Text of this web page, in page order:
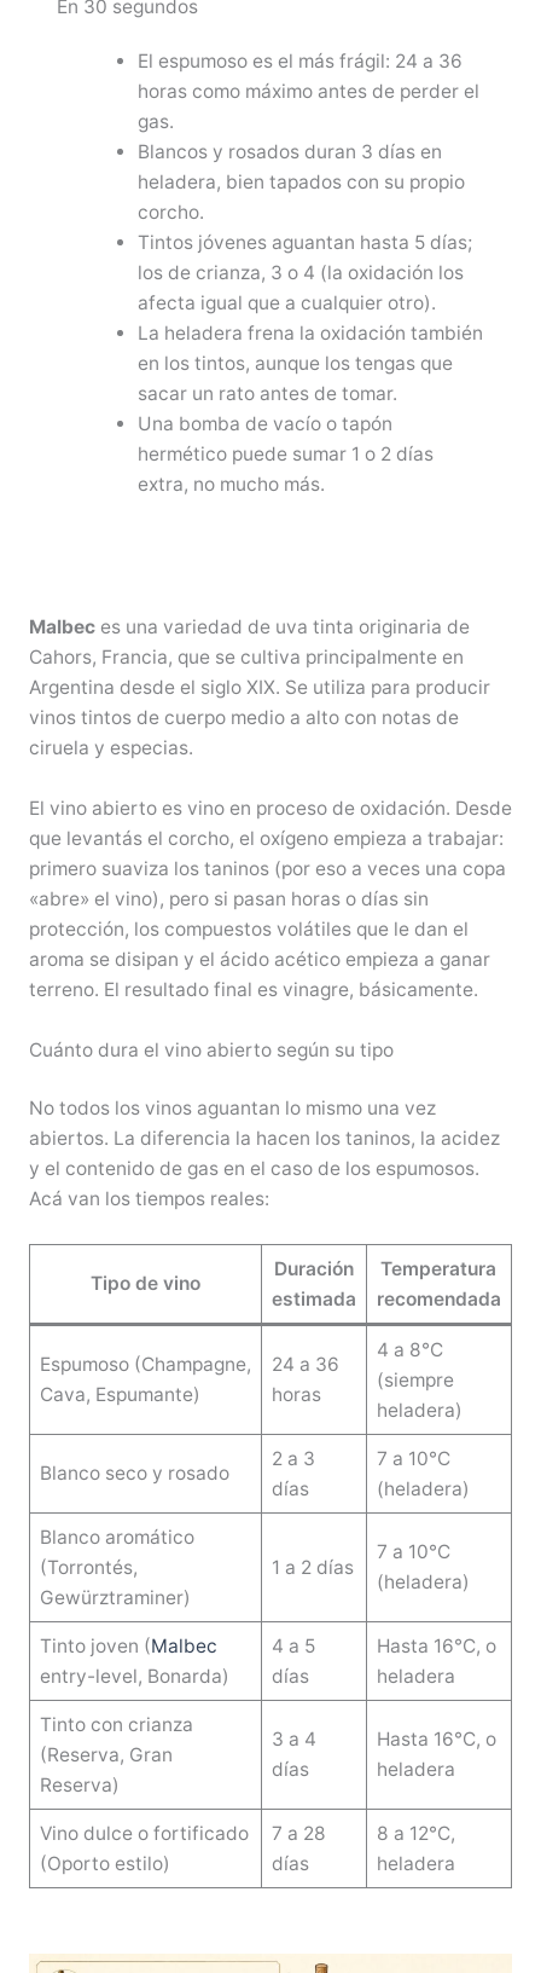
En 30 segundos
El espumoso es el más frágil: 24 a 36
horas como máximo antes de perder el
gas.
Blancos y rosados duran 3 días en
heladera, bien tapados con su propio
corcho.
Tintos jóvenes aguantan hasta 5 días;
los de crianza, 3 o 4 (la oxidación los
afecta igual que a cualquier otro).
La heladera frena la oxidación también
en los tintos, aunque los tengas que
sacar un rato antes de tomar.
Una bomba de vacío o tapón
hermético puede sumar 1 o 2 días
extra, no mucho más.
Malbeces una variedad de uva tinta originaria de
Cahors, Francia, que se cultiva principalmente en
Argentina desde el siglo XIX. Se utiliza para producir
vinos tintos de cuerpo medio a alto con notas de
ciruela y especias.
El vino abierto es vino en proceso de oxidación. Desde
que levantás el corcho, el oxígeno empieza a trabajar:
primero suaviza los taninos (por eso a veces una copa
«abre» el vino), pero si pasan horas o días sin
protección, los compuestos volátiles que le dan el
aroma se disipan y el ácido acético empieza a ganar
terreno. El resultado final es vinagre, básicamente.
Cuánto dura el vino abierto según su tipo
No todos los vinos aguantan lo mismo una vez
abiertos. La diferencia la hacen los taninos, la acidez
y el contenido de gas en el caso de los espumosos.
Acá van los tiempos reales:
Tipo de vino
Duración
estimada
Temperatura
recomendada
Espumoso (Champagne,
Cava, Espumante)
24 a 36
horas
4 a 8°C
(siempre
heladera)
Blanco seco y rosado
2 a 3
días
7 a 10°C
(heladera)
Blanco aromático
(Torrontés,
Gewürztraminer)
1 a 2 días
7 a 10°C
(heladera)
Tinto joven (Malbec
entry-level, Bonarda)
4 a 5
días
Hasta 16°C, o
heladera
Tinto con crianza
(Reserva, Gran
Reserva)
3 a 4
días
Hasta 16°C, o
heladera
Vino dulce o fortificado
(Oporto estilo)
7 a 28
días
8 a 12°C,
heladera